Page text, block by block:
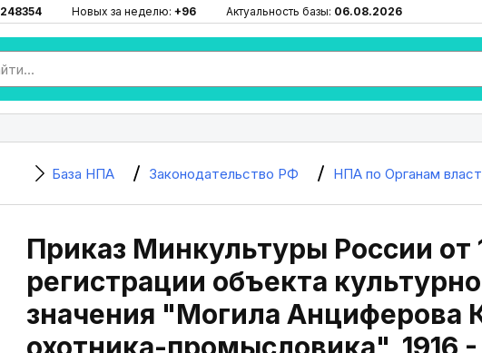
248354 Новых за неделю: +96 Актуальность базы: 06.08.2026
База НПА Законодательство РФ НПА по Органам
Приказ Минкультуры России от
регистрации объекта
значения "Могила Анциферова